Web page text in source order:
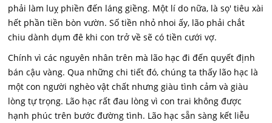
phải làm luỵ phiền đến láng giềng. Một lí do nữa, là sọ' tiêu xài
hết phần tiền bòn vườn. Số tiền nhỏ nhoi ấy, lão phải chắt
chiu dành dụm đê khi con trở về sẽ có tiền cưới vợ.
Chính vì các nguyên nhân trên mà lão hạc đi đến quyết định
bán cậu vàng. Qua những chi tiết đó, chúng ta thấy lão hạc là
một con người nghèo vật chất nhưng giàu tình cảm và giàu
lòng tự trọng. Lão hạc rất đau lòng vì con trai không được
hạnh phúc trên bước đường tình. Lão hạc sẵn sàng kết liễu